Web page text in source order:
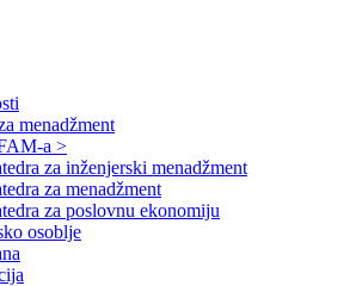
menadžment
a >
za inženjerski menadžment
za menadžment
za poslovnu ekonomiju
osoblje